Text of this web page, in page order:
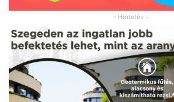
- Hirdetés -